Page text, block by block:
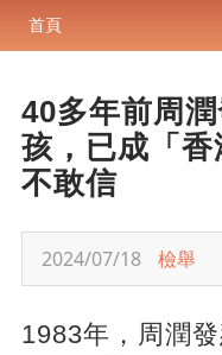
首頁
40多年前周
孩，已成「
不敢信
2024/07/18 檢舉
1983年，周潤